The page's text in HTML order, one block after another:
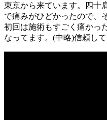
東京から来ています。四十
で痛みがひどかったので、
初回は施術もすごく痛かっ
なってます。(中略)信頼し